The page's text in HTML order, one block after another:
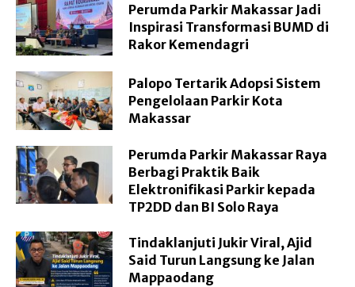
Perumda Parkir Makassar Jadi
Inspirasi Transformasi BUMD di
Rakor Kemendagri
Palopo Tertarik Adopsi Sistem
Pengelolaan Parkir Kota
Makassar
Perumda Parkir Makassar Raya
Berbagi Praktik Baik
Elektronifikasi Parkir kepada
TP2DD dan BI Solo Raya
Tindaklanjuti Jukir Viral, Ajid
Said Turun Langsung ke Jalan
Mappaodang